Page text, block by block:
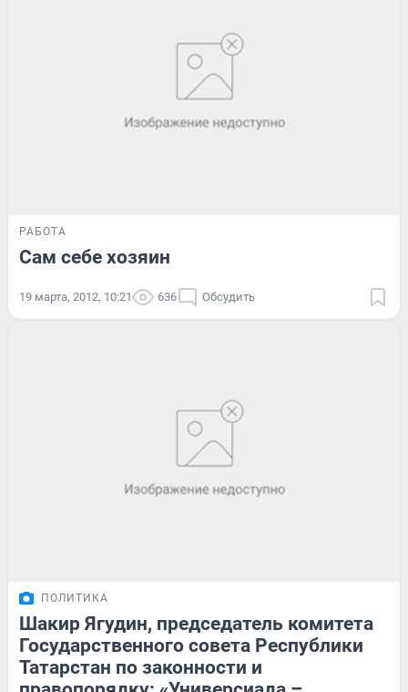
РАБОТА
Сам себе хозяин
19 марта, 2012, 10:21 636 Обсудить
ПОЛИТИКА
Шакир Ягудин, председатель комитета
Государственного совета Республики
Татарстан по законности и